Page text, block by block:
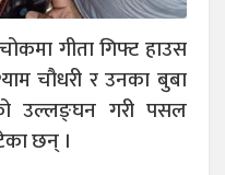
गीता गिफ्ट हाउस
चौधरी र उनका बुबा
उल्लङ्घन गरी पसल
छन् ।